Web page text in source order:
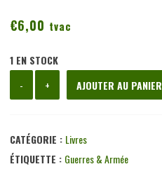
€6,00 tvac
1 EN STOCK
-
de
campagne
de
+ AJOUTER AU PANIER
CATÉGORIE : Livres
ÉTIQUETTE : Guerres & Armée